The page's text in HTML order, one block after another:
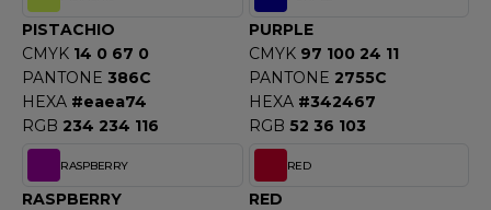
PISTACHIO
CMYK 14 0 67 0
PANTONE 386C
HEXA #eaea74
RGB 234 234 116
PURPLE
CMYK 97 100 24 11
PANTONE 2755C
HEXA #342467
RGB 52 36 103
RASPBERRY
RASPBERRY
RED
RED